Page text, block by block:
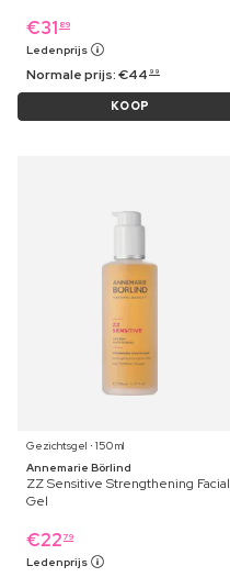
€31 89
Ledenprijs
Normale prijs:€44 99
KOOP
Gezichtsgel ⋅ 150 ml
Annemarie Börlind
ZZ Sensitive Strengthening Facial
Gel
€22 79
Ledenprijs